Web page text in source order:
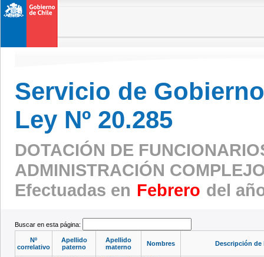
Servicio de
Ley Nº 20.285
DOTACIÓN DE
ADMINISTRACIÓN
Efectuadas en Febrero del
Buscar en esta página:
Nº
correlativo
Apellido
paterno
Apellido
materno
Nombres Descripción de